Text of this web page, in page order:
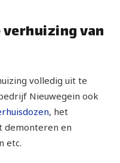
van
volledig uit te
Nieuwegein ook
, het
demonteren en
etc.